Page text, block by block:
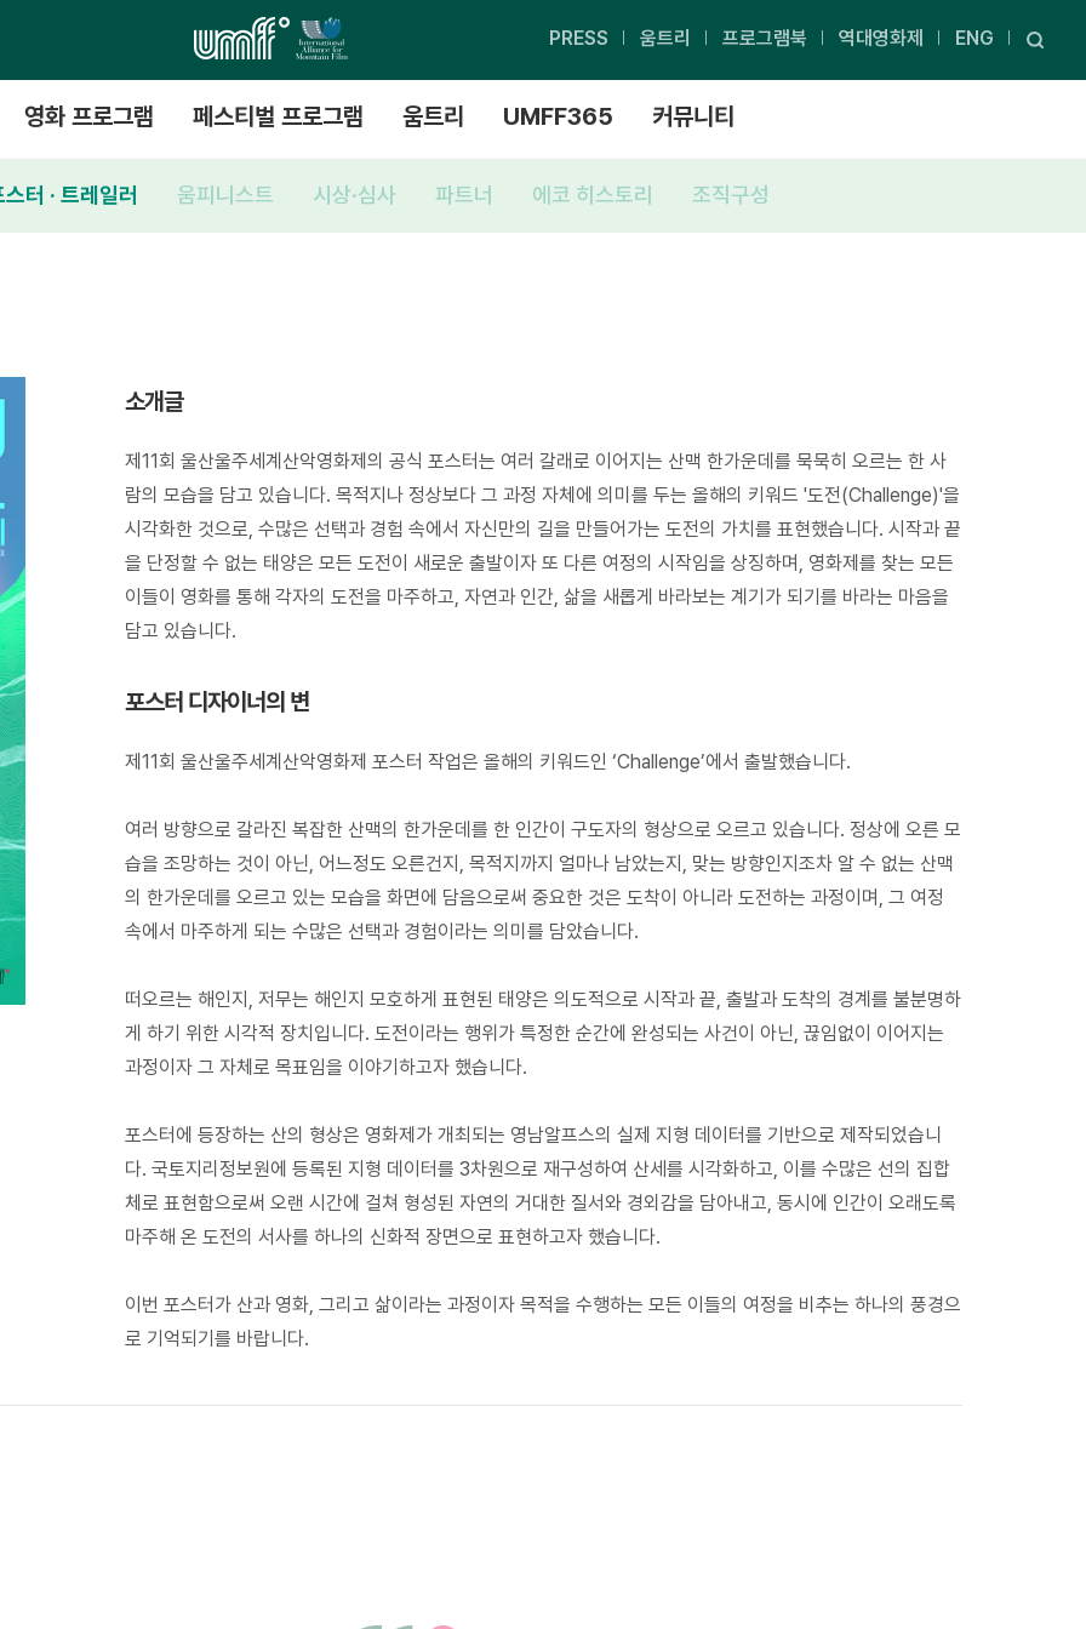
PRESS 움트리 프로그램북 역대영화제 ENG
영화 프로그램 페스티벌 프로그램 움트리 UMFF365 커뮤니티
스터 · 트레일러 움피니스트 시상·심사 파트너 에코 히스토리 조직구성
소개글
제11회 울산울주세계산악영화제의 공식 포스터는 여러 갈래로 이어지는 산맥 한가운데를 묵묵히 오르는 한 사
람의 모습을 담고 있습니다. 목적지나 정상보다 그 과정 자체에 의미를 두는 올해의 키워드 '도전(Challenge)'을
시각화한 것으로, 수많은 선택과 경험 속에서 자신만의 길을 만들어가는 도전의 가치를 표현했습니다. 시작과 끝
을 단정할 수 없는 태양은 모든 도전이 새로운 출발이자 또 다른 여정의 시작임을 상징하며, 영화제를 찾는 모든
이들이 영화를 통해 각자의 도전을 마주하고, 자연과 인간, 삶을 새롭게 바라보는 계기가 되기를 바라는 마음을
담고 있습니다.
포스터 디자이너의 변
제11회 울산울주세계산악영화제 포스터 작업은 올해의 키워드인 ‘Challenge’에서 출발했습니다.
여러 방향으로 갈라진 복잡한 산맥의 한가운데를 한 인간이 구도자의 형상으로 오르고 있습니다. 정상에 오른 모
습을 조망하는 것이 아닌, 어느정도 오른건지, 목적지까지 얼마나 남았는지, 맞는 방향인지조차 알 수 없는 산맥
의 한가운데를 오르고 있는 모습을 화면에 담음으로써 중요한 것은 도착이 아니라 도전하는 과정이며, 그 여정
속에서 마주하게 되는 수많은 선택과 경험이라는 의미를 담았습니다.
떠오르는 해인지, 저무는 해인지 모호하게 표현된 태양은 의도적으로 시작과 끝, 출발과 도착의 경계를 불분명하
게 하기 위한 시각적 장치입니다. 도전이라는 행위가 특정한 순간에 완성되는 사건이 아닌, 끊임없이 이어지는
과정이자 그 자체로 목표임을 이야기하고자 했습니다.
포스터에 등장하는 산의 형상은 영화제가 개최되는 영남알프스의 실제 지형 데이터를 기반으로 제작되었습니
다. 국토지리정보원에 등록된 지형 데이터를 3차원으로 재구성하여 산세를 시각화하고, 이를 수많은 선의 집합
체로 표현함으로써 오랜 시간에 걸쳐 형성된 자연의 거대한 질서와 경외감을 담아내고, 동시에 인간이 오래도록
마주해 온 도전의 서사를 하나의 신화적 장면으로 표현하고자 했습니다.
이번 포스터가 산과 영화, 그리고 삶이라는 과정이자 목적을 수행하는 모든 이들의 여정을 비추는 하나의 풍경으
로 기억되기를 바랍니다.